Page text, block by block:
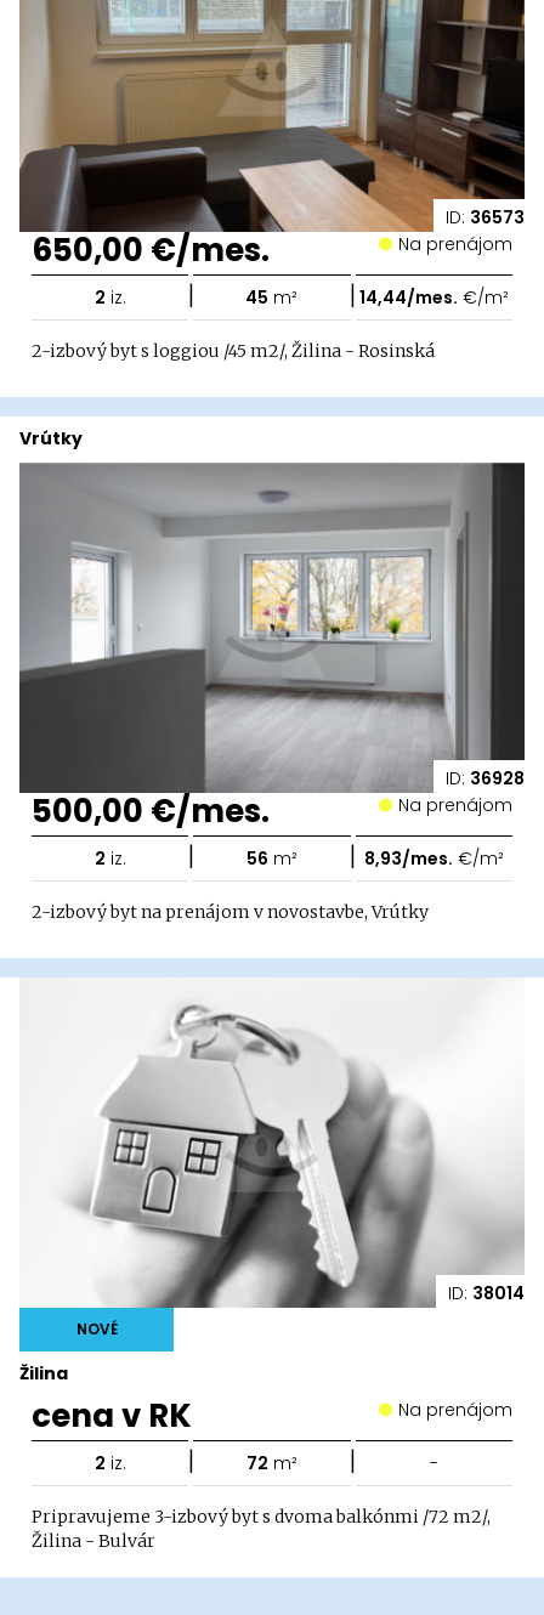
ID: 36573
650,00 €/mes. Na prenájom
2 iz. | 45 m² | 14,44/mes. €/m²
2-izbový byt s loggiou /45 m2/, Žilina - Rosinská
ID: 36928
Vrútky
500,00 €/mes. Na prenájom
2 iz. | 56 m² | 8,93/mes. €/m²
2-izbový byt na prenájom v novostavbe, Vrútky
ID: 38014
Žilina
NOVÉ
cena v RK Na prenájom
2 iz. | 72 m² | -
Pripravujeme 3-izbový byt s dvoma balkónmi /72 m2/,
Žilina - Bulvár